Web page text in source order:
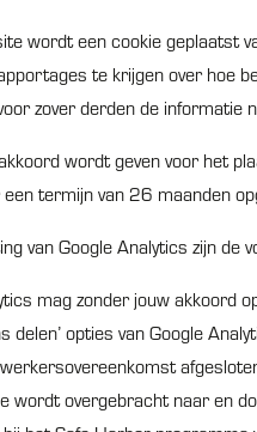
wordt een cookie geplaatst
te krijgen over hoe
zover derden de informatie
wordt geven voor het
termijn van 26 maanden
van Google Analytics zijn de
mag zonder jouw akkoord
delen’ opties van Google
wordt overgebracht naar en